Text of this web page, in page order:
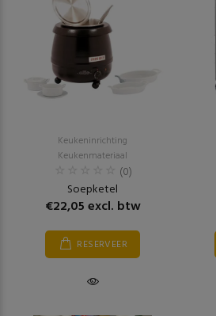
Keukeninrichting
Keukenmateriaal
(0)
Soepketel
€22,05 excl. btw
RESERVEER